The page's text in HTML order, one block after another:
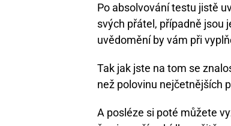
Po absolvování testu jistě
svých přátel, případně jsou
uvědomění by vám při
Tak jak jste na tom se
než polovinu nejčetnějších
A posléze si poté můžete